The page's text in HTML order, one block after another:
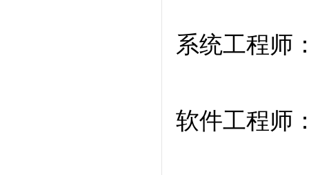
系统工程师
软件工程师